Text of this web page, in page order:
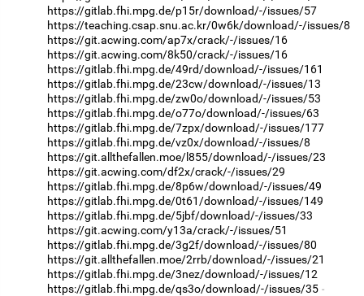
https://gitlab.fhi.mpg.de/p15r/download/-/issues/57
https://teaching.csap.snu.ac.kr/0w6k/download/-/issues/8
https://git.acwing.com/ap7x/crack/-/issues/16
https://git.acwing.com/8k50/crack/-/issues/16
https://gitlab.fhi.mpg.de/49rd/download/-/issues/161
https://gitlab.fhi.mpg.de/23cw/download/-/issues/13
https://gitlab.fhi.mpg.de/zw0o/download/-/issues/53
https://gitlab.fhi.mpg.de/o77o/download/-/issues/63
https://gitlab.fhi.mpg.de/7zpx/download/-/issues/177
https://gitlab.fhi.mpg.de/vz0x/download/-/issues/8
https://git.allthefallen.moe/l855/download/-/issues/23
https://git.acwing.com/df2x/crack/-/issues/29
https://gitlab.fhi.mpg.de/8p6w/download/-/issues/49
https://gitlab.fhi.mpg.de/0t61/download/-/issues/149
https://gitlab.fhi.mpg.de/5jbf/download/-/issues/33
https://git.acwing.com/y13a/crack/-/issues/51
https://gitlab.fhi.mpg.de/3g2f/download/-/issues/80
https://git.allthefallen.moe/2rrb/download/-/issues/21
https://gitlab.fhi.mpg.de/3nez/download/-/issues/12
https://gitlab.fhi.mpg.de/qs3o/download/-/issues/35